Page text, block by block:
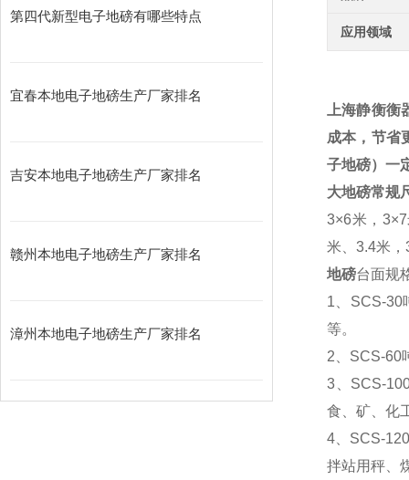
第四代新型电子地磅有哪些特点
宜春本地电子地磅生产厂家排名
吉安本地电子地磅生产厂家排名
赣州本地电子地磅生产厂家排名
漳州本地电子地磅生产厂家排名
应用领域
上海静衡衡
成本，节省
子地磅）一
大地磅常规
3×6米， 3×7
米、 3.4米，
地磅台面规
1 、SCS-
等。
2 、SCS-
3 、SCS-
食、矿、化
4 、SCS-
拌站用秤、